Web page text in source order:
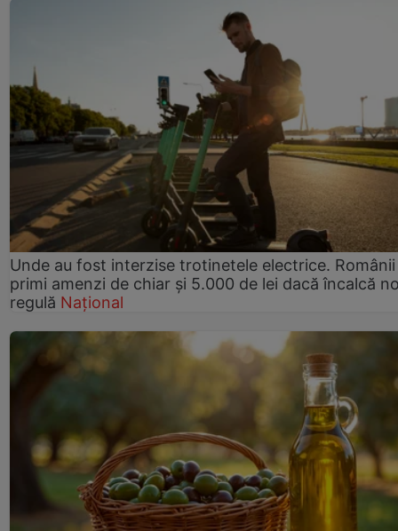
Unde au fost interzise trotinetele electrice.
primi amenzi de chiar și 5.000 de lei dacă încalcă
regulă Național